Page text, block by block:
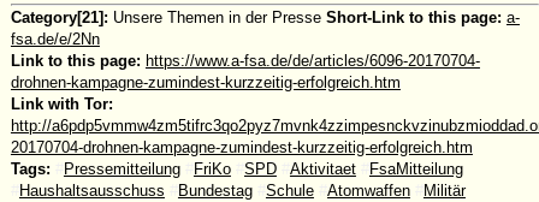
Category[21]: Unsere Themen in der Presse Short-Link to this page: a-
fsa.de/e/2Nn
Link to this page: https://www.a-fsa.de/de/articles/6096-20170704-
drohnen-kampagne-zumindest-kurzzeitig-erfolgreich.htm
Link with Tor:
http://
20170704-drohnen-kampagne-zumindest-kurzzeitig-erfolgreich.htm
Tags:
Pressemitteilung FriKo SPD Aktivitaet
FsaMitteilung
Haushaltsausschuss Bundestag Schule Atomwaffen
Militär